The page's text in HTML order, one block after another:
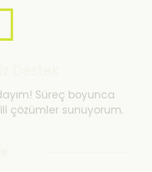
Süreç boyunca
çözümler sunuyorum.